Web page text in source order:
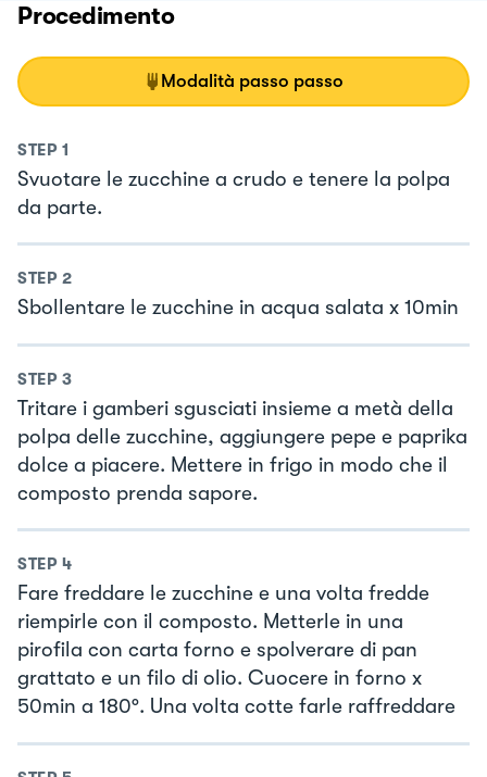
Procedimento
Modalità passo passo
STEP 1
Svuotare le zucchine a crudo e tenere la polpa
da parte.
STEP 2
Sbollentare le zucchine in acqua salata x 10min
STEP 3
Tritare i gamberi sgusciati insieme a metà della
polpa delle zucchine, aggiungere pepe e paprika
dolce a piacere. Mettere in frigo in modo che il
composto prenda sapore.
STEP 4
Fare freddare le zucchine e una volta fredde
riempirle con il composto. Metterle in una
pirofila con carta forno e spolverare di pan
grattato e un filo di olio. Cuocere in forno x
50min a 180°. Una volta cotte farle raffreddare